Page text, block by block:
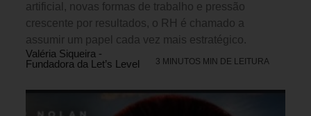
artificial, novas formas de trabalho e pressão
crescente por resultados, o RH é chamado a
assumir um papel cada vez mais estratégico.
Valéria Siqueira -
Fundadora da Let’s Level
3 MINUTOS MIN DE LEITURA